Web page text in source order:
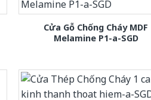
Cửa Gỗ Chống Cháy MDF
Melamine P1-a-SGD